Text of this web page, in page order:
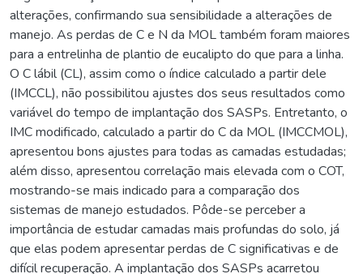
alterações, confirmando sua sensibilidade a alterações de
manejo. As perdas de C e N da MOL também foram maiores
para a entrelinha de plantio de eucalipto do que para a linha.
O C lábil (CL), assim como o índice calculado a partir dele
(IMCCL), não possibilitou ajustes dos seus resultados como
variável do tempo de implantação dos SASPs. Entretanto, o
IMC modificado, calculado a partir do C da MOL (IMCCMOL),
apresentou bons ajustes para todas as camadas estudadas;
além disso, apresentou correlação mais elevada com o COT,
mostrando-se mais indicado para a comparação dos
sistemas de manejo estudados. Pôde-se perceber a
importância de estudar camadas mais profundas do solo, já
que elas podem apresentar perdas de C significativas e de
difícil recuperação. A implantação dos SASPs acarretou